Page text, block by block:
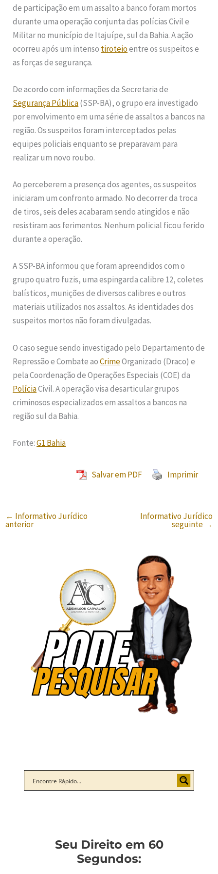
de participação em um assalto a banco foram mortos
durante uma operação conjunta das polícias Civil e
Militar no município de Itajuípe, sul da Bahia. A ação
ocorreu após um intenso tiroteioentre os suspeitos e
as forças de segurança.
De acordo com informações da Secretaria de
Segurança Pública(SSP-BA), o grupo era investigado
por envolvimento em uma série de assaltos a bancos na
região. Os suspeitos foram interceptados pelas
equipes policiais enquanto se preparavam para
realizar um novo roubo.
Ao perceberem a presença dos agentes, os suspeitos
iniciaram um confronto armado. No decorrer da troca
de tiros, seis deles acabaram sendo atingidos e não
resistiram aos ferimentos. Nenhum policial ficou ferido
durante a operação.
A SSP-BA informou que foram apreendidos com o
grupo quatro fuzis, uma espingarda calibre 12, coletes
balísticos, munições de diversos calibres e outros
materiais utilizados nos assaltos. As identidades dos
suspeitos mortos não foram divulgadas.
O caso segue sendo investigado pelo Departamento de
Repressão e Combate aoCrimeOrganizado (Draco) e
pela Coordenação de Operações Especiais (COE) da
PolíciaCivil. A operação visa desarticular grupos
criminosos especializados em assaltos a bancos na
região sul da Bahia.
Fonte:G1 Bahia
Salvar em PDF Imprimir
← Informativo Jurídico
anterior
Informativo Jurídico
seguinte →
Seu Direito em 60
Segundos: